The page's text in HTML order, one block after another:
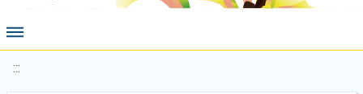
:::